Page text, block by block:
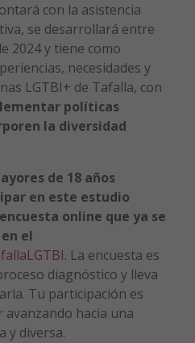
con la asistencia
se desarrollará entre
2024 y tiene como
necesidades y
LGTBI+ de Tafalla, con
políticas
la diversidad
de 18 años
en este estudio
online que ya se
el
. La encuesta es
diagnóstico y lleva
Tu participación es
hacia una
y diversa.